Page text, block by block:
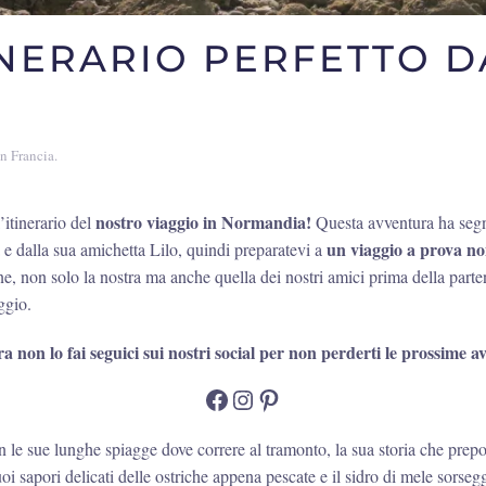
PERFETTO
Francia.
del nostro viaggio in Normandia! Questa avventura ha
dalla sua amichetta Lilo, quindi preparatevi a un viaggio a prova
non solo la nostra ma anche quella dei nostri amici prima della
non lo fai seguici sui nostri social per non perderti le prossime
Facebook
Instagram
Pinterest
sue lunghe spiagge dove correre al tramonto, la sua storia che
sapori delicati delle ostriche appena pescate e il sidro di mele